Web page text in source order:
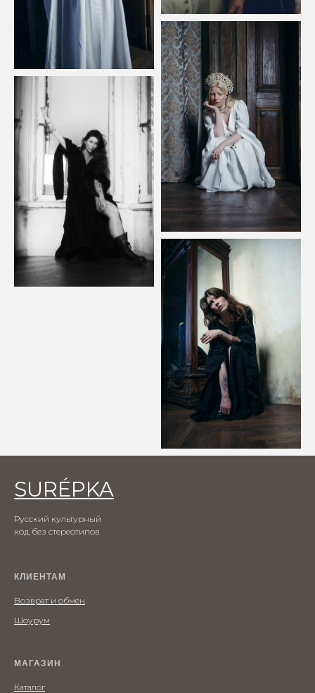
МАГАЗИН
Каталог
КЛИЕНТАМ
Шоурум
Возврат и обмен
SURÉPKA
Русский культурный
код без стереотипов